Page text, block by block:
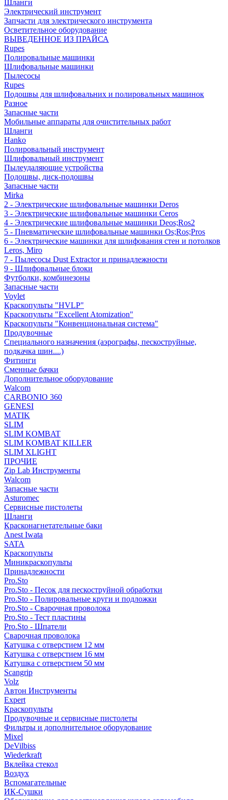
Шланги
Электрический инструмент
Запчасти для электрического инструмента
Осветительное оборудование
ВЫВЕДЕННОЕ ИЗ ПРАЙСА
Rupes
Полировальные машинки
Шлифовальные машинки
Пылесосы
Rupes
Подошвы для шлифовальних и полировальных машинок
Разное
Запасные части
Мобильные аппараты для очистительных работ
Шланги
Hanko
Полировальный инструмент
Шлифовальный инструмент
Пылеудаляющие устройства
Подошвы, диск-подошвы
Запасные части
Mirka
2 - Электрические шлифовальные машинки Deros
3 - Электрические шлифовальные машинки Ceros
4 - Электрические шлифовальные машинки Deos;Ros2
5 - Пневматические шлифовальные машинки Os;Ros;Pros
6 - Электрические машинки для шлифования стен и потолков
Leros, Miro
7 - Пылесосы Dust Extractor и принадлежности
9 - Шлифовальные блоки
Футболки, комбинезоны
Запасные части
Voylet
Краскопульты "HVLP"
Краскопульты "Excellent Atomization"
Краскопульты "Конвенциональная система"
Продувочные
Специального назначения (аэрографы, пескоструйные,
подкачка шин....)
Фитинги
Сменные бачки
Дополнительное оборудование
Walcom
CARBONIO 360
GENESI
MATIK
SLIM
SLIM KOMBAT
SLIM KOMBAT KILLER
SLIM XLIGHT
ПРОЧИЕ
Zip Lab Инструменты
Walсom
Запасные части
Asturomec
Сервисные пистолеты
Шланги
Красконагнетательные баки
Anest Iwata
SATA
Краскопульты
Миникраскопульты
Принадлежности
Pro.Sto
Pro.Sto - Песок для пескоструйной обработки
Pro.Sto - Полировальные круги и подложки
Pro.Sto - Сварочная проволока
Pro.Sto - Тест пластины
Pro.Sto - Шпатели
Сварочная проволока
Катушка с отверстием 12 мм
Катушка с отверстием 16 мм
Катушка с отверстием 50 мм
Scangrip
Volz
Автон Инструменты
Expert
Краскопульты
Продувочные и сервисные пистолеты
Фильтры и дополнительное оборудование
Mixel
DeVilbiss
Wiederkraft
Вклейка стекол
Воздух
Вспомагательные
ИК-Сушки